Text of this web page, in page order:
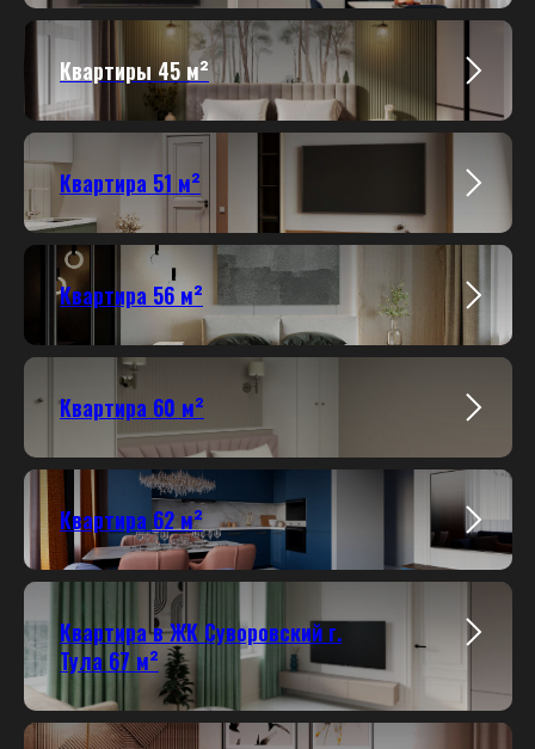
Квартиры 45 м²
Квартира 51 м²
Квартира 56 м²
Квартира 60 м²
Квартира 62 м²
Квартира в ЖК Суворовский г.
Тула 67 м²